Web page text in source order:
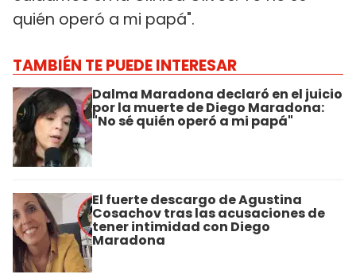
quién operó a mi papá".
TAMBIÉN TE PUEDE INTERESAR
Dalma Maradona declaró en el juicio
por la muerte de Diego Maradona:
"No sé quién operó a mi papá"
El fuerte descargo de Agustina
Cosachov tras las acusaciones de
tener intimidad con Diego
Maradona